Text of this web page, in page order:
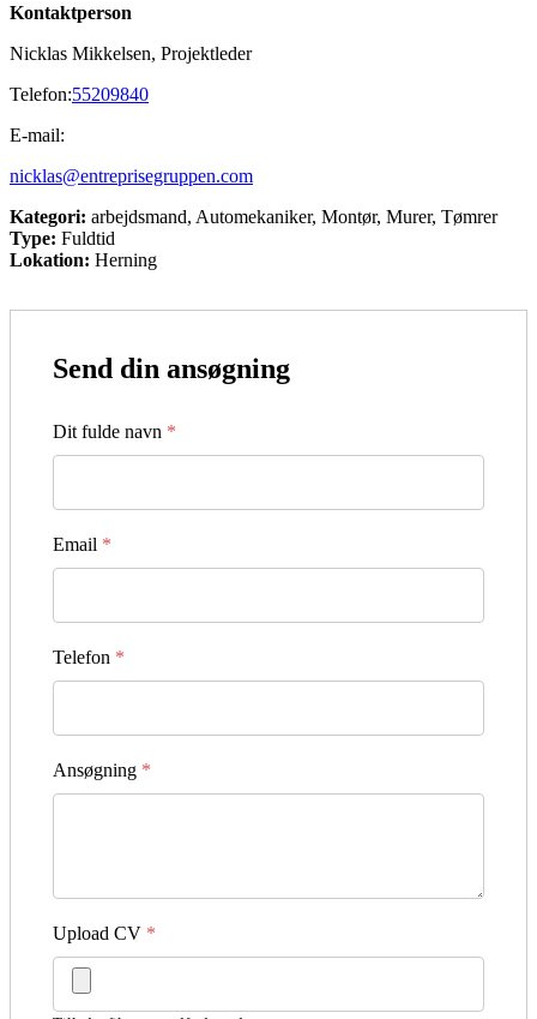
Kontaktperson
Nicklas Mikkelsen, Projektleder
Telefon:55209840
E-mail:
nicklas@entreprisegruppen.com
Kategori: arbejdsmand Automekaniker Montør Murer Tømrer
Type: Fuldtid
Lokation: Herning
Send din ansøgning
Dit fulde navn *
Email *
Telefon *
Ansøgning *
Upload CV *